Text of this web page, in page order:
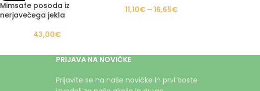
Mimsafe posoda iz
nerjavečega jekla
43,00€
11,10€ – 16,65€
PRIJAVA NA NOVIČKE
Prijavite se na naše novičke in prvi boste